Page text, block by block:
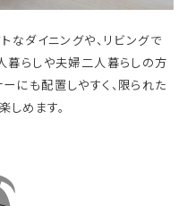
なダイニングや、リビングで
暮らしや夫婦二人暮らしの方
にも配置しやすく、限られた
めます。